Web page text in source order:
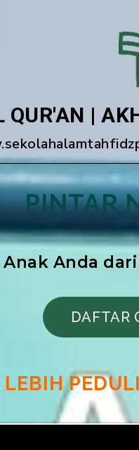
QUR'AN |
PINTAR
Anda
DAFTAR
LEBIH PEDULI